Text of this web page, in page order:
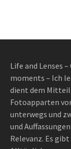
Life and Lenses
moments – Ich
dient dem
Fotoapparten
unterwegs und
und
Relevanz. Es